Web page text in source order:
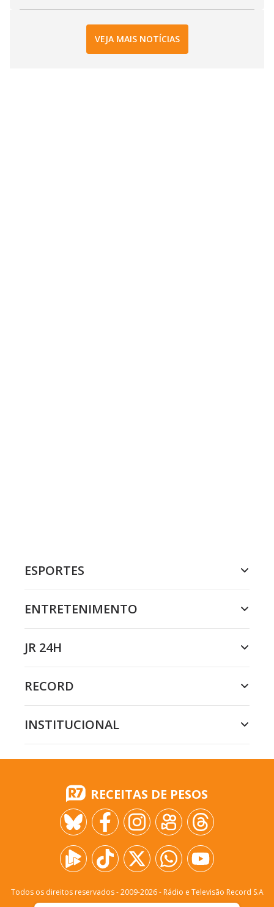
VEJA MAIS NOTÍCIAS
ESPORTES
ENTRETENIMENTO
JR 24H
RECORD
INSTITUCIONAL
RECEITAS DE PESOS
Todos os direitos reservados - 2009-2026- Rádio e Televisão Record S.A